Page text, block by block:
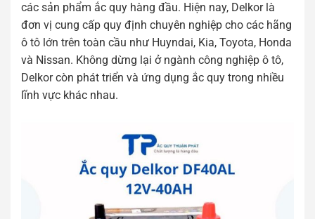
các sản phẩm ắc quy hàng đầu. Hiện nay, Delkor là
đơn vị cung cấp quy định chuyên nghiệp cho các hãng
ô tô lớn trên toàn cầu như Huyndai, Kia, Toyota, Honda
và Nissan. Không dừng lại ở ngành công nghiệp ô tô,
Delkor còn phát triển và ứng dụng ắc quy trong nhiều
lĩnh vực khác nhau.